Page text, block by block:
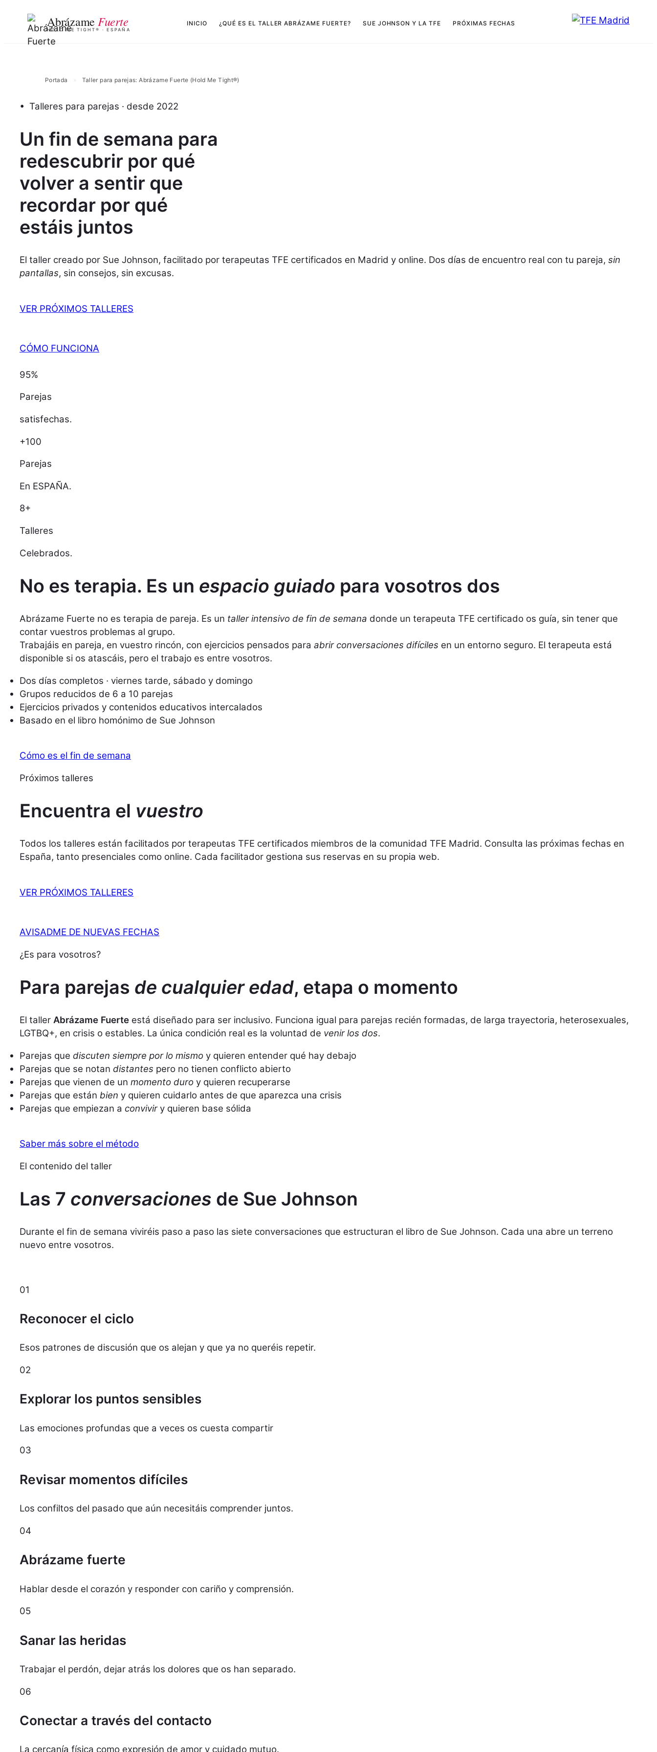
contenido
Abrázame Fuerte
HOLD ME TIGHT® · ESPAÑA
INICIO ¿QUÉ ES EL TALLER ABRÁZAME FUERTE? SUE JOHNSON Y LA TFE PRÓXIMAS FECHAS
Portada » Taller para parejas: Abrázame Fuerte (Hold Me Tight®)
• Talleres para parejas · desde 2022
Un fin de semana para
redescubrir por qué
volver a sentir que
recordar por qué
estáis juntos
El taller creado por Sue Johnson, facilitado por terapeutas TFE certificados en Madrid y online. Dos días de encuentro real con tu pareja, sin
pantallas, sin consejos, sin excusas.
VER PRÓXIMOS TALLERES
CÓMO FUNCIONA
95%
Parejas
satisfechas.
+100
Parejas
En ESPAÑA.
8+
Talleres
Celebrados.
No es terapia. Es un espacio guiado para vosotros dos
Abrázame Fuerte no es terapia de pareja. Es un taller intensivo de fin de semana donde un terapeuta TFE certificado os guía, sin tener que
contar vuestros problemas al grupo.
Trabajáis en pareja, en vuestro rincón, con ejercicios pensados para abrir conversaciones difíciles en un entorno seguro. El terapeuta está
disponible si os atascáis, pero el trabajo es entre vosotros.
Dos días completos · viernes tarde, sábado y domingo
Grupos reducidos de 6 a 10 parejas
Ejercicios privados y contenidos educativos intercalados
Basado en el libro homónimo de Sue Johnson
Cómo es el fin de semana
Próximos talleres
Encuentra el vuestro
Todos los talleres están facilitados por terapeutas TFE certificados miembros de la comunidad TFE Madrid. Consulta las próximas fechas en
España, tanto presenciales como online. Cada facilitador gestiona sus reservas en su propia web.
VER PRÓXIMOS TALLERES
AVISADME DE NUEVAS FECHAS
¿Es para vosotros?
Para parejas de cualquier edad, etapa o momento
El taller Abrázame Fuerte está diseñado para ser inclusivo. Funciona igual para parejas recién formadas, de larga trayectoria, heterosexuales,
LGTBQ+, en crisis o estables. La única condición real es la voluntad de venir los dos.
Parejas que discuten siempre por lo mismo y quieren entender qué hay debajo
Parejas que se notan distantes pero no tienen conflicto abierto
Parejas que vienen de un momento duro y quieren recuperarse
Parejas que están bien y quieren cuidarlo antes de que aparezca una crisis
Parejas que empiezan a conviviry quieren base sólida
Saber más sobre el método
El contenido del taller
Las 7 conversaciones de Sue Johnson
Durante el fin de semana viviréis paso a paso las siete conversaciones que estructuran el libro de Sue Johnson. Cada una abre un terreno
nuevo entre vosotros.
01
Reconocer el ciclo
Esos patrones de discusión que os alejan y que ya no queréis repetir.
02
Explorar los puntos sensibles
Las emociones profundas que a veces os cuesta compartir
03
Revisar momentos difíciles
Los confiltos del pasado que aún necesitáis comprender juntos.
04
Abrázame fuerte
Hablar desde el corazón y responder con cariño y comprensión.
05
Sanar las heridas
Trabajar el perdón, dejar atrás los dolores que os han separado.
06
Conectar a través del contacto
La cercanía física como expresión de amor y cuidado mutuo.